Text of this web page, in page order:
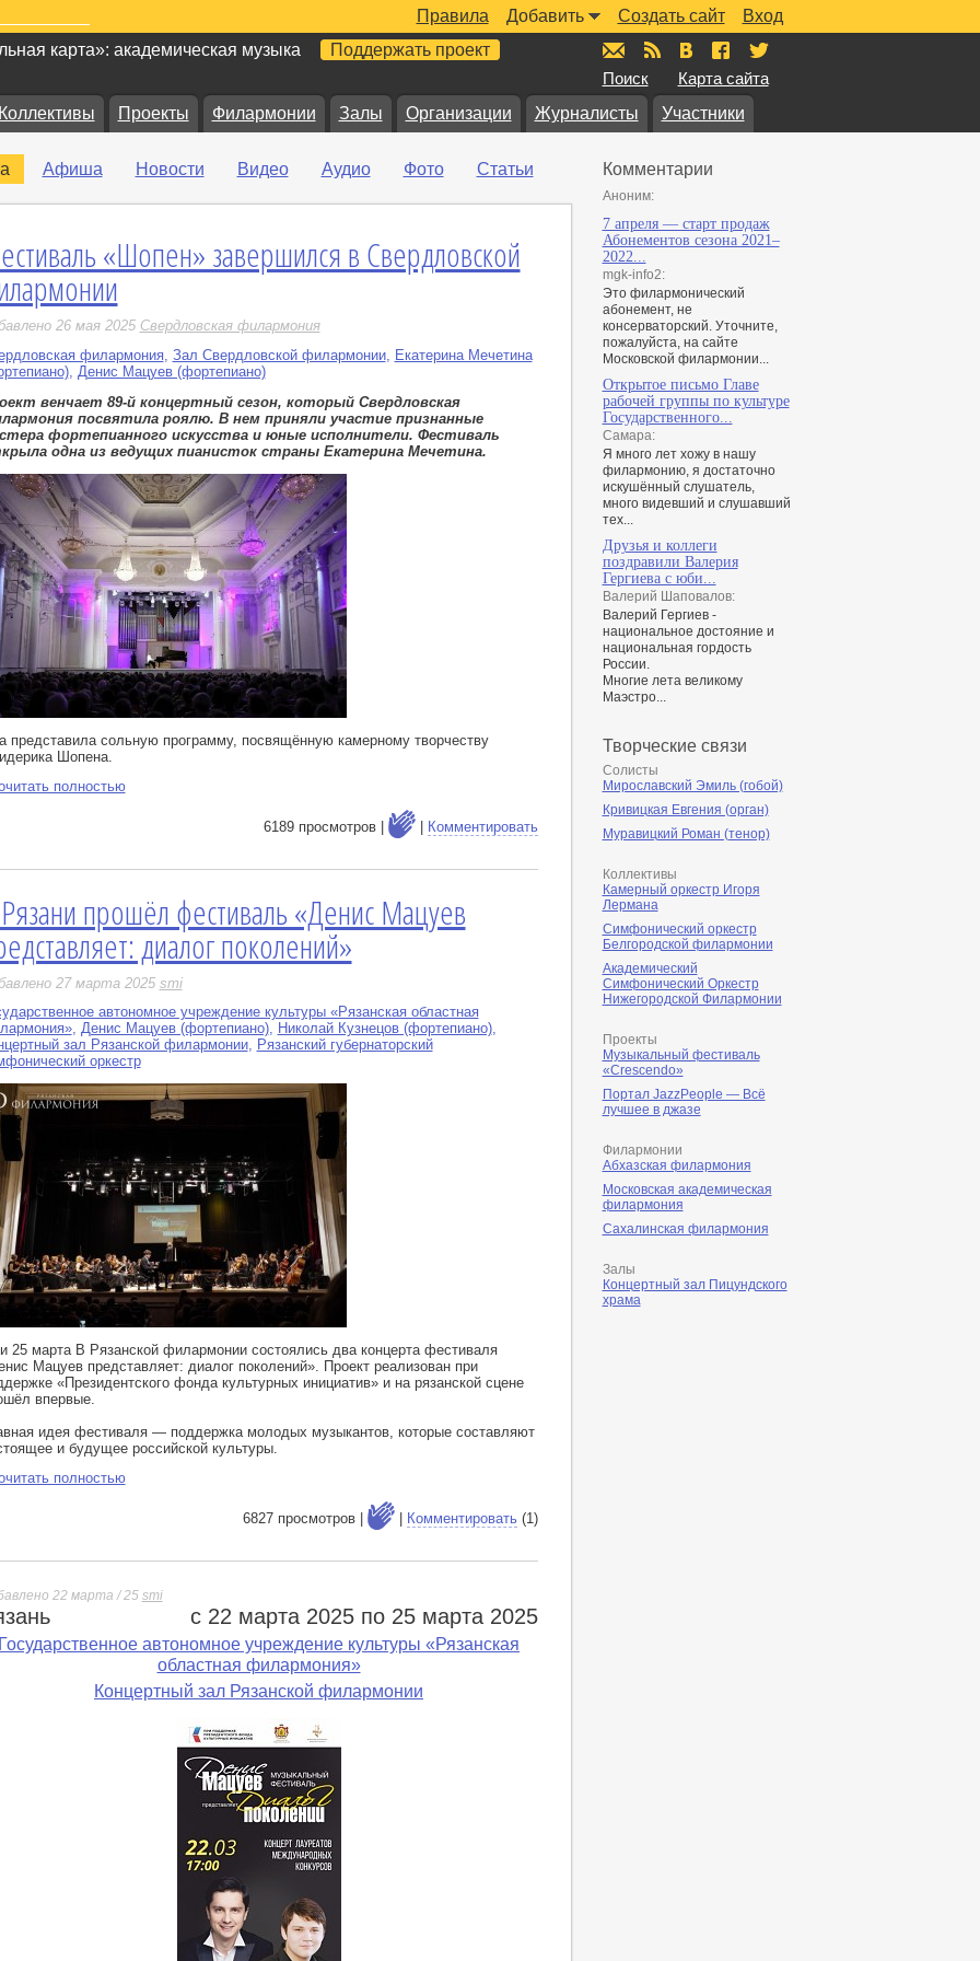
Вход
Создать сайт
Добавить
Правила
карта»: академическая музыка Поддержать проект
Поиск Карта сайта
Коллективы Проекты Филармонии Залы Организации Журналисты Участники
Афиша Новости Видео Аудио Фото Статьи
«Шопен» завершился в Свердловской
26 мая 2025 Свердловская филармония
филармония, Зал Свердловской филармонии, Екатерина Мечетина
, Денис Мацуев (фортепиано)
венчает 89-й концертный сезон, который Свердловская
посвятила роялю. В нем приняли участие признанные
фортепианного искусства и юные исполнители. Фестиваль
одна из ведущих пианисток страны Екатерина Мечетина.
представила сольную программу, посвящённую камерному творчеству
Шопена.
полностью
6189 просмотров | | Комментировать
прошёл фестиваль «Денис Мацуев
диалог поколений»
27 марта 2025 smi
автономное учреждение культуры «Рязанская областная
, Денис Мацуев (фортепиано), Николай Кузнецов (фортепиано),
зал Рязанской филармонии, Рязанский губернаторский
оркестр
25 марта В Рязанской филармонии состоялись два концерта фестиваля
Мацуев представляет: диалог поколений». Проект реализован при
«Президентского фонда культурных инициатив» и на рязанской сцене
впервые.
идея фестиваля — поддержка молодых музыкантов, которые составляют
и будущее российской культуры.
полностью
6827 просмотров | Комментировать(1)
22 марта / 25 smi
с 22 марта 2025 по 25 марта 2025
Государственное автономное учреждение культуры «Рязанская
областная филармония»
Концертный зал Рязанской филармонии
Комментарии
Аноним:
7 апреля — старт продаж
Абонементов сезона 2021–
2022...
mgk-info2:
Это филармонический
абонемент, не
консерваторский. Уточните,
пожалуйста, на сайте
Московской филармонии...
Открытое письмо Главе
рабочей группы по культуре
Государственного...
Самара:
Я много лет хожу в нашу
филармонию, я достаточно
искушённый слушатель,
много видевший и слушавший
тех...
Друзья и коллеги
поздравили Валерия
Гергиева с юби...
Валерий Шаповалов:
Валерий Гергиев -
национальное достояние и
национальная гордость
России.
Многие лета великому
Маэстро...
Творческие связи
Солисты
Мирославский Эмиль (гобой)
Кривицкая Евгения (орган)
Муравицкий Роман (тенор)
Коллективы
Камерный оркестр Игоря
Лермана
Симфонический оркестр
Белгородской филармонии
Академический
Симфонический Оркестр
Нижегородской Филармонии
Проекты
Музыкальный фестиваль
«Crescendo»
Портал JazzPeople — Всё
лучшее в джазе
Филармонии
Абхазская филармония
Московская академическая
филармония
Сахалинская филармония
Залы
Концертный зал Пицундского
храма